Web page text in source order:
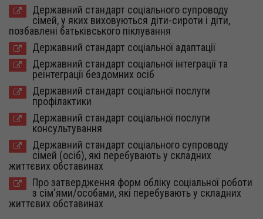
Державний стандарт соціального супроводу
сімей, у яких виховуються діти-сироти і діти,
позбавлені батьківського піклування
Державний стандарт соціальної адаптації
Державний стандарт соціальної інтеграції та
реінтеграції бездомних осіб
Державний стандарт соціальної послуги
профілактики
Державний стандарт соціальної послуги
консультування
Державний стандарт соціального супроводу
сімей (осіб), які перебувають у складних
життєвих обставинах
Про затвердження форм обліку соціальної роботи
з сім'ями/особами, які перебувають у складних
життєвих обставинах